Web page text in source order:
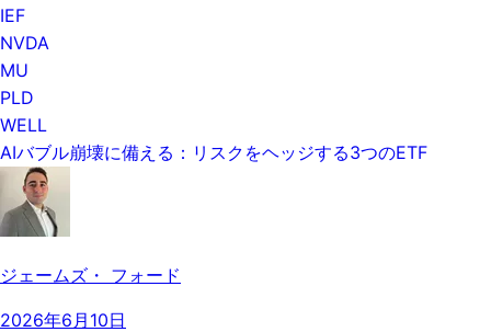
IEF
NVDA
MU
PLD
WELL
AIバブル崩壊に備える：リスクをヘッジする3つのETF
ジェームズ・ フォード
2026年6月10日